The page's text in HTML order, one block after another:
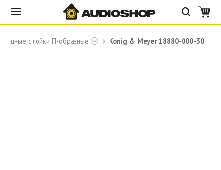
стойки П-образные Konig & Meyer 18880-000-30